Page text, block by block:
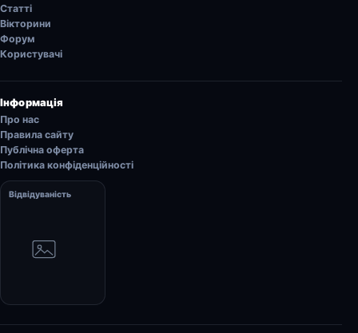
Статті
Вікторини
Форум
Користувачі
Інформація
Про нас
Правила сайту
Публічна оферта
Політика конфіденційності
Відвідуваність